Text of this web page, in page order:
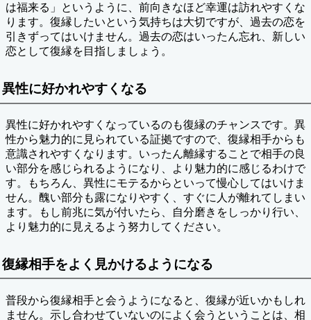
は福来る」というように、前向きなほど幸運は訪れやすくな
ります。復縁したいという気持ちは大切ですが、過去の恋を
引きずってはいけません。過去の恋はいったん忘れ、新しい
恋として復縁を目指しましょう。
異性に好かれやすくなる
異性に好かれやすくなっているのも復縁のチャンスです。異
性から魅力的に見られている証拠ですので、復縁相手からも
意識されやすくなります。いったん離縁することで相手の良
い部分を感じられるようになり、より魅力的に感じるわけで
す。もちろん、異性にモテるからといって慢心してはいけま
せん。醜い部分も露になりやすく、すぐに人が離れてしまい
ます。もし前兆に気が付いたら、自分磨きをしっかり行い、
より魅力的に見えるよう努力してください。
復縁相手をよく見かけるようになる
普段から復縁相手と会うようになると、復縁が近いかもしれ
ません。示し合わせていないのによく会うということは、相